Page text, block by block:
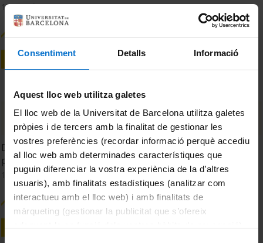
Consentiment Detalls Informació
Aquest lloc web utilitza galetes
El lloc web de la Universitat de Barcelona utilitza galetes
pròpies i de tercers amb la finalitat de gestionar les
vostres preferències (recordar informació perquè accediu
al lloc web amb determinades característiques que
puguin diferenciar la vostra experiència de la d’altres
usuaris), amb finalitats estadístiques (analitzar com
interactueu amb el lloc web) i amb finalitats de
màrqueting (gestionar la publicitat que s’ofereix
17 March, 2026
Definició d'estratègies i prioritats: Recerca, divulgació i
publicació.
17 March, 2026